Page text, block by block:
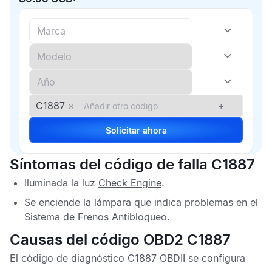
C1887 × +
Solicitar ahora
Síntomas del código de falla C1887
Iluminada la luz Check Engine.
Se enciende la lámpara que indica problemas en el
Sistema de Frenos Antibloqueo.
Causas del código OBD2 C1887
El código de diagnóstico C1887 OBDII se configura